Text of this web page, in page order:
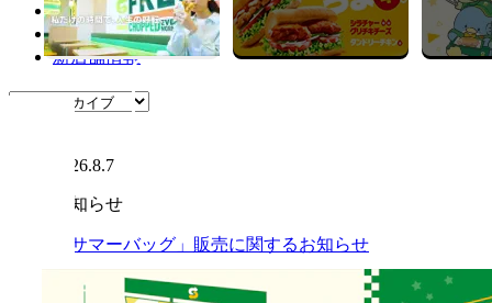
お知らせ
キャンペーン
新店舗情報
2026.8.7
お知らせ
「サマーバッグ」販売に関するお知らせ
2026.8.7